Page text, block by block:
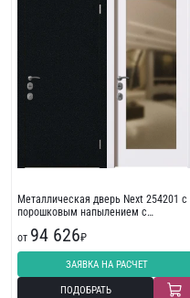
Металлическая дверь Next 254201 с
порошковым напылением с
от 94 626₽
ЗАЯВКА НА РАСЧЕТ
ПОДОБРАТЬ